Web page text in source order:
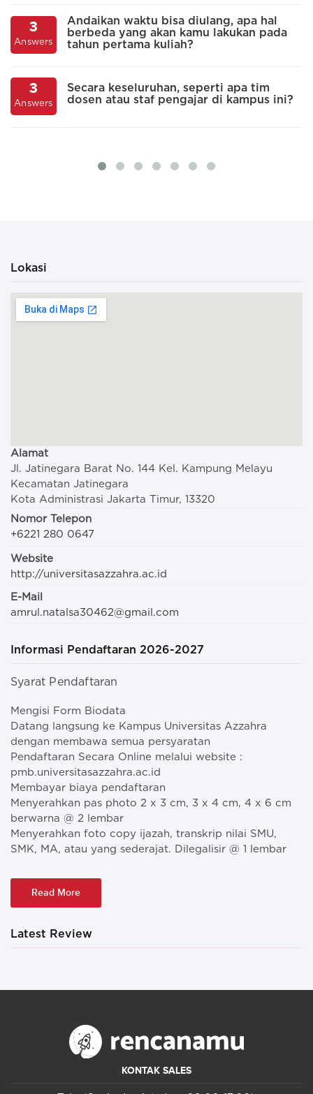
3
Answers
Andaikan waktu bisa diulang, apa hal
berbeda yang akan kamu lakukan pada
tahun pertama kuliah?
3
Answers
Secara keseluruhan, seperti apa tim
dosen atau staf pengajar di kampus ini?
Lokasi
Alamat
Jl. Jatinegara Barat No. 144 Kel. Kampung Melayu
Kecamatan Jatinegara
Kota Administrasi Jakarta Timur, 13320
Nomor Telepon
+6221 280 0647
Website
http://universitasazzahra.ac.id
E-Mail
amrul.natalsa30462@gmail.com
Informasi Pendaftaran 2026-2027
Syarat Pendaftaran
Mengisi Form Biodata
Datang langsung ke Kampus Universitas Azzahra
dengan membawa semua persyaratan
Pendaftaran Secara Online melalui website :
pmb.universitasazzahra.ac.id
Membayar biaya pendaftaran
Menyerahkan pas photo 2 x 3 cm, 3 x 4 cm, 4 x 6 cm
berwarna @ 2 lembar
Menyerahkan foto copy ijazah, transkrip nilai SMU,
SMK, MA, atau yang sederajat. Dilegalisir @ 1 lembar
Read More
Latest Review
KONTAK SALES